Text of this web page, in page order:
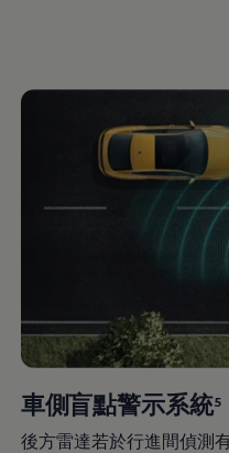
車側盲點警示系統5
後方雷達若於行進間偵測